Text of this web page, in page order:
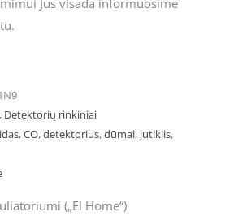
Jus visada informuosime
, Detektorių rinkiniai
,CO,detektorius,dūmai, jutiklis,